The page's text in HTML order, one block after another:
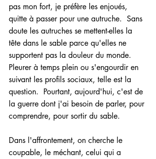
pas mon fort, je préfère les enjoués,
quitte à passer pour une autruche.  Sans
doute les autruches se mettent-elles la
tête dans le sable parce qu'elles ne
supportent pas la douleur du monde.
Pleurer à temps plein ou s'engourdir en
suivant les profils sociaux, telle est la
question.  Pourtant, aujourd'hui, c'est de
la guerre dont j'ai besoin de parler, pour
comprendre, pour sortir du sable.
Dans l'affrontement, on cherche le
coupable, le méchant, celui qui a